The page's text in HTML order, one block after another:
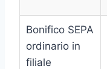
Bonifico SEPA
ordinario in
filiale